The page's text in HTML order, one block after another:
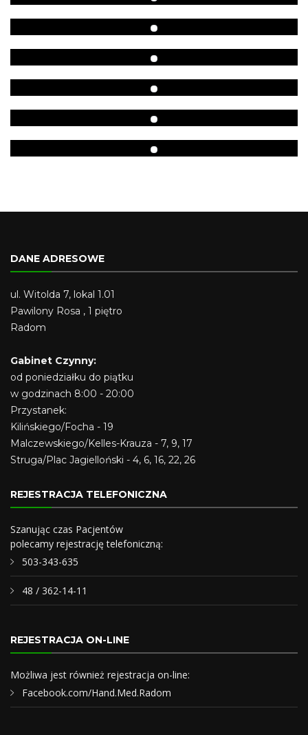
DANE ADRESOWE
ul. Witolda 7, lokal 1.01
Pawilony Rosa , 1 piętro
Radom
Gabinet Czynny:
od poniedziałku do piątku
w godzinach 8:00 - 20:00
Przystanek:
Kilińskiego/Focha - 19
Malczewskiego/Kelles-Krauza - 7, 9, 17
Struga/Plac Jagielloński - 4, 6, 16, 22, 26
REJESTRACJA TELEFONICZNA
Szanując czas Pacjentów
polecamy rejestrację telefoniczną:
503-343-635
48 / 362-14-11
REJESTRACJA ON-LINE
Możliwa jest również rejestracja on-line:
Facebook.com/Hand.Med.Radom